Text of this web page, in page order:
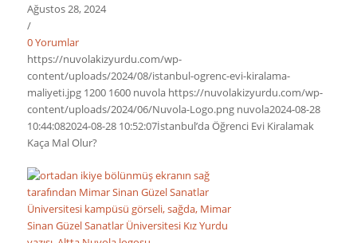
Ağustos 28, 2024
/
0 Yorumlar
https://nuvolakizyurdu.com/wp-
content/uploads/2024/08/istanbul-ogrenc-evi-kiralama-
maliyeti.jpg 1200 1600 nuvola https://nuvolakizyurdu.com/wp-
content/uploads/2024/06/Nuvola-Logo.png nuvola2024-08-28
10:44:082024-08-28 10:52:07İstanbul’da Öğrenci Evi Kiralamak
Kaça Mal Olur?